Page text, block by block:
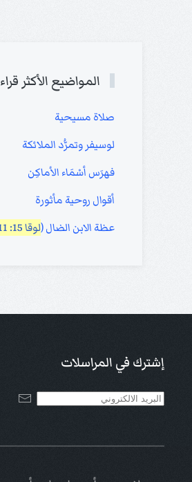
المواضيع الأكثر
صلاة مسيحية
لوسيفر وتمرُّد الملائكة
فهرَس أسْمَاء الأماكِن
أقوال روحية مأثورة
عظة الابن الضال (لوقا 15: 11-32
إشترك في المراسلات